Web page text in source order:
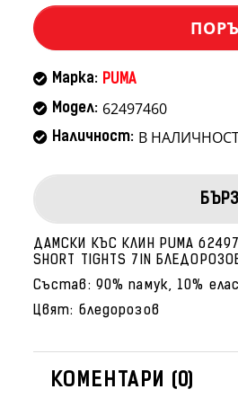
Марка: PUMA
Модел: 62497460
Наличност: В
ДАМСКИ КЪС КЛИН PUMA
SHORT TIGHTS 7IN
Състав: 90% памук, 10%
Цвят: бледорозов
КОМЕНТАРИ (0)